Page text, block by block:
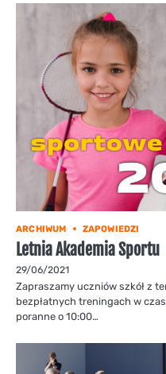
ARCHIWUM ZAPOWIEDZI
Letnia Akademia Sportu
29/06/2021
Zapraszamy uczniów szkół z
bezpłatnych treningach w
poranne o 10:00…